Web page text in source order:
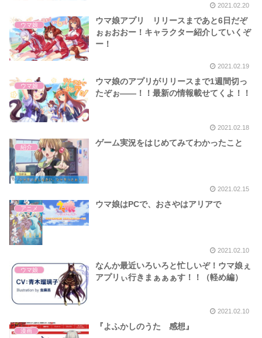
2021.02.20
ウマ娘
ウマ娘アプリ リリースまであと6日だぞ
ぉぉおおー！キャラクター紹介していくぞ
ー！
2021.02.19
ウマ娘
ウマ娘のアプリがリリースまで1週間切っ
たぞぉ――！！最新の情報載せてくよ！！
2021.02.18
紹介 ゲーム実況をはじめてみてわかったこと
2021.02.15
アニメ ウマ娘はPCで、おさやはアリアで
2021.02.10
ウマ娘
なんか最近いろいろと忙しいぞ！ウマ娘ぇ
アプリぃ行きまぁぁぁす！！（軽め編）
2021.02.10
漫画 『よふかしのうた 感想』